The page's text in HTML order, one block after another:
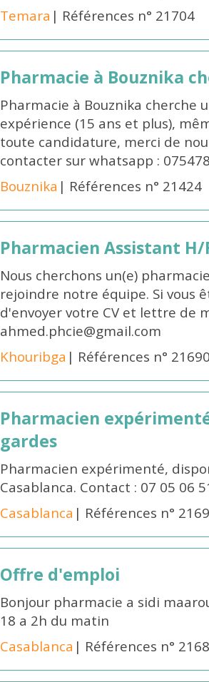
Temara | Références n° 21704
Pharmacie à Bouznika
Pharmacie à Bouznika cherche
expérience (15 ans et plus),
toute candidature, merci de
contacter sur whatsapp :
Bouznika | Références n° 21424
Pharmacien Assistant
Nous cherchons un(e)
rejoindre notre équipe. Si vous
d'envoyer votre CV et lettre de
ahmed.phcie@gmail.com
Khouribga | Références n°
Pharmacien
gardes
Pharmacien expérimenté,
Casablanca. Contact : 07 05 06
Casablanca | Références n°
Offre d'emploi
Bonjour pharmacie a sidi
18 a 2h du matin
Casablanca | Références n°